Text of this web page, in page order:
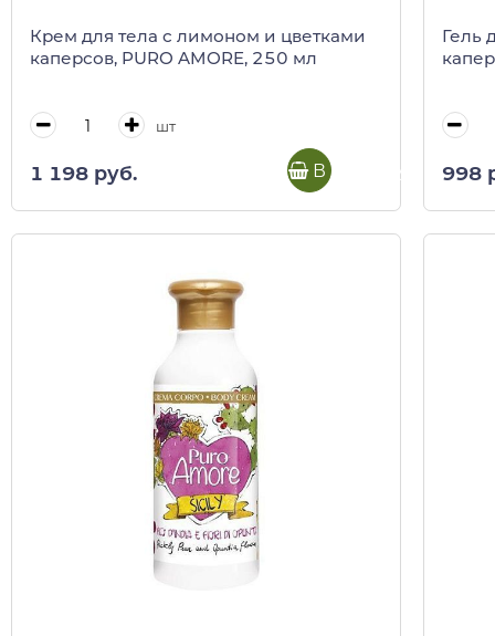
Крем для тела с лимоном и цветками
каперсов, PURO AMORE, 250 мл
шт
1 198 руб. В корзину
Гель
998